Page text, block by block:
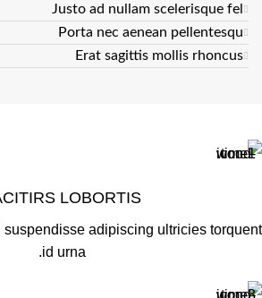
Justo ad nullam scelerisque fel
Porta nec aenean pellentesqu
Erat sagittis mollis rhoncus
LOBORTIS
suspendisse adipiscing ultricies torquent
id urna.